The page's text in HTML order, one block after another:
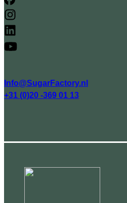
Info@SugarFactory.nl
+31 (0)20 -369 01 13